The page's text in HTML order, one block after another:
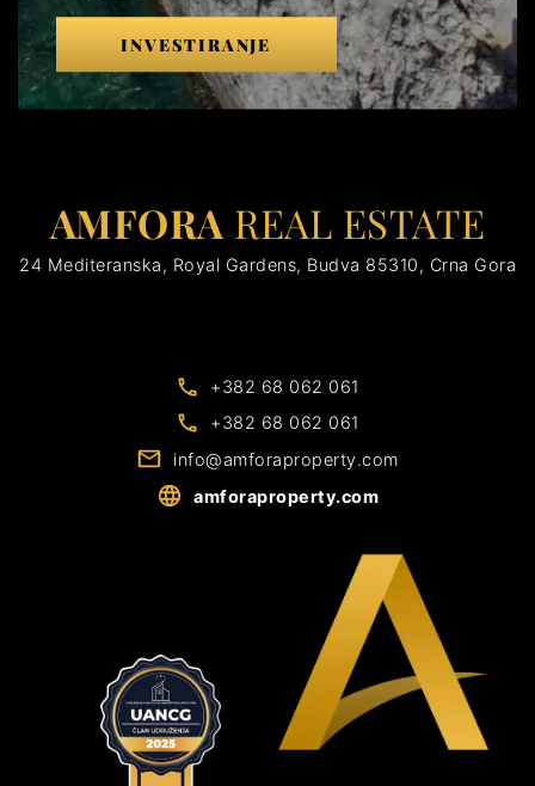
INVESTIRANJE
AMFORA REAL ESTATE
24 Mediteranska, Royal Gardens, Budva 85310, Crna Gora
+382 68 062 061
+382 68 062 061
info@amforaproperty.com
amforaproperty.com